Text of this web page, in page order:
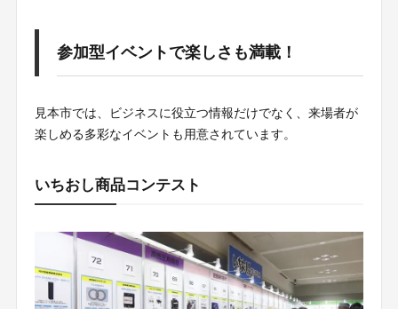
参加型イベントで楽しさも満載！
見本市では、ビジネスに役立つ情報だけでなく、来場者が
楽しめる多彩なイベントも用意されています。
いちおし商品コンテスト